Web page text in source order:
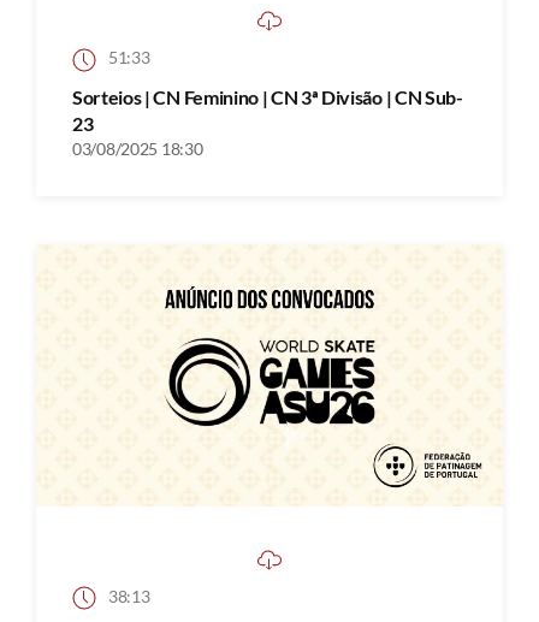
51:33
Sorteios | CN Feminino | CN 3ª Divisão | CN Sub-
23
03/08/2025 18:30
38:13